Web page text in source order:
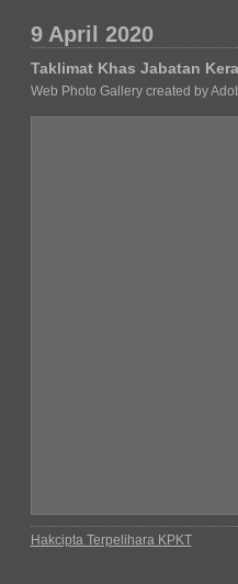
9 April 2020
Taklimat Khas Jabatan
Web Photo Gallery created by
Hakcipta Terpelihara KPKT